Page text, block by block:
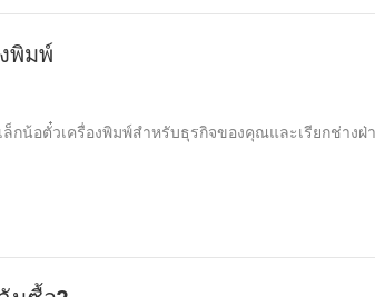
พิมพ์
กน้อตั๋วเครื่องพิมพ์สำหรับธุรกิจของคุณและเรียกช่างฝ่